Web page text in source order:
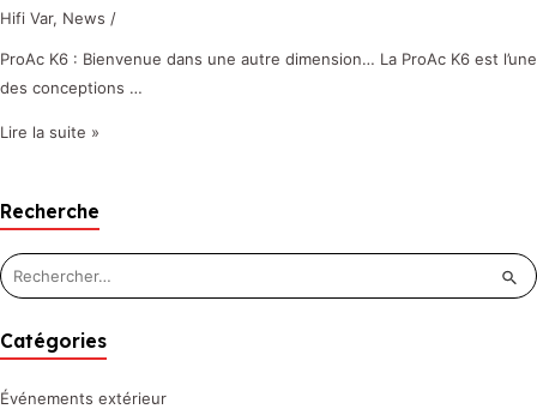
Hifi Var, News /
ProAc K6 : Bienvenue dans une autre dimension… La ProAc K6 est l’une
des conceptions …
Lire la suite »
Recherche
Catégories
Événements extérieur